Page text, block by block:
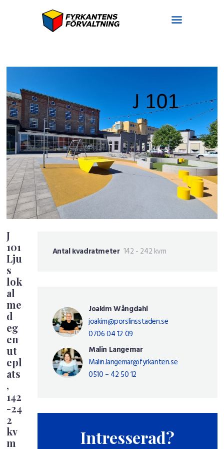
Lokaler
På gång
Ledigt
Om oss
Hyresgäst hos oss
Felanmälan
Antal kvadratmeter 142 - 242 kvm
Joakim Wångdahl
joakim@porslinsstaden.se
0706 04 12 09
Malin Langemar
Malin.langemar@fyrkanten.se
0510 – 42 50 12
Intresserad?
J
101
Lju
s
lok
al
me
d
eg
en
ut
epl
ats
,
142
-24
2
kv
m